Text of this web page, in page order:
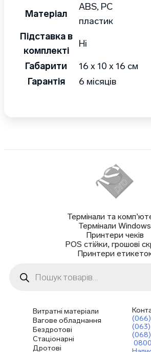
Матеріал
ABS, PC
пластик
Підставка в
комплекті
Ні
Габарити
16 x 10 x 16 см
Гарантія
6 місяців
Термінали та
Термінали Windows
Принтери чеків
POS стійки, грошові
Принтери
товарів
Витратні матеріали
Вагове обладнання
Бездротові
Стаціонарні
Дротові